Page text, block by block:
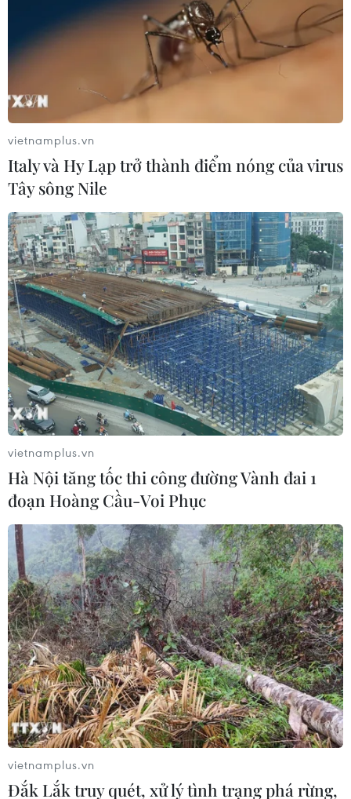
#Nghệ An
Nghệ An
Theo dõi VietnamPlus
TIN LIÊN QUAN
Hoành Sơn - bãi biển hoang
sơ, tuyệt đẹp ở Hà Tĩnh
05/07/2024 08:12
Biển Hoành Sơn nằm ngay dưới chân con Đèo Ngang
nổi tiếng, thuộc địa phận xã Kỳ Nam, thị xã Kỳ Anh, tỉnh
Hà Tĩnh. (Nguồn: Vietnam+)
vietnamplus.vn
Italy và Hy Lạp trở thành điểm nóng của virus
Tây sông Nile
vietnamplus.vn
Hà Nội tăng tốc thi công đường Vành đai 1
đoạn Hoàng Cầu-Voi Phục
vietnamplus.vn
Đắk Lắk truy quét, xử lý tình trạng phá rừng,